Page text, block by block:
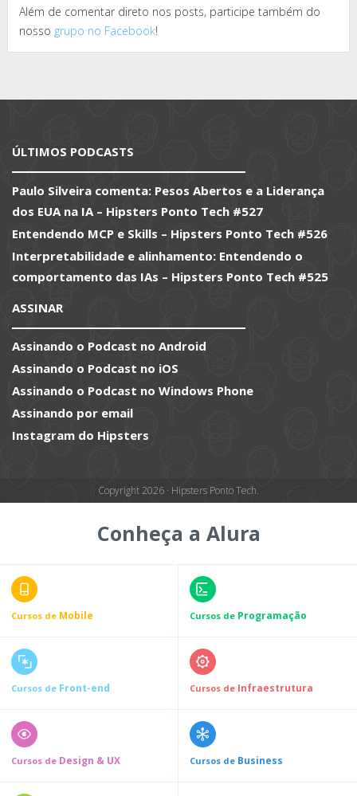
Além de comentar direto nos posts, participe também do
nosso grupo no Facebook!
ÚLTIMOS PODCASTS
Paulo Silveira comenta: Pesos Abertos e a Liderança
dos EUA na IA – Hipsters Ponto Tech #527
Entendendo MCP e Skills – Hipsters Ponto Tech #526
Interpretabilidade e alinhamento: Entendendo o
comportamento das IAs – Hipsters Ponto Tech #525
ASSINAR
Assinando o Podcast no Android
Assinando o Podcast no iOS
Assinando o Podcast no Windows Phone
Assinando por email
Instagram do Hipsters
Copyright 2026 · Hipsters Ponto Tech.
Conheça a Alura
Cursos de Mobile Cursos de Programação
Cursos de Front-end Cursos de Infraestrutura
Cursos de Design & UX Cursos de Business